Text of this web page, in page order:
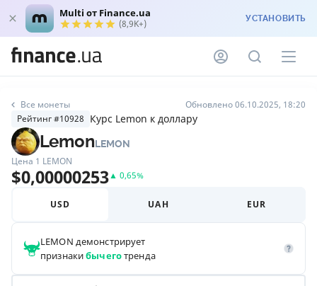
Multi от Finance.ua
(8,9K+) УСТАНОВИТЬ
Все монеты
Обновлено 06.10.2025, 18:20
Рейтинг #10928 Курс Lemon к доллару
LemonLEMON
Цена 1 LEMON
$0,00000253▲ 0,65%
USD UAH EUR
LEMON демонстрирует
признакибычеготренда